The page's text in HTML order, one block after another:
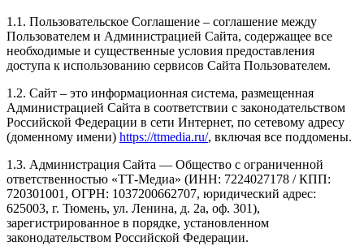
1.1. Пользовательское Соглашение – соглашение между
Пользователем и Администрацией Сайта, содержащее все
необходимые и существенные условия предоставления
доступа к использованию сервисов Сайта Пользователем.
1.2. Сайт – это информационная система, размещенная
Администрацией Сайта в соответствии с законодательством
Российской Федерации в сети Интернет, по сетевому адресу
(доменному имени) https://ttmedia.ru/, включая все поддомены.
1.3. Администрация Сайта — Общество с ограниченной
ответственностью «ТТ-Медиа» (ИНН: 7224027178 / КПП:
720301001, ОГРН: 1037200662707, юридический адрес:
625003, г. Тюмень, ул. Ленина, д. 2а, оф. 301),
зарегистрированное в порядке, установленном
законодательством Российской Федерации.